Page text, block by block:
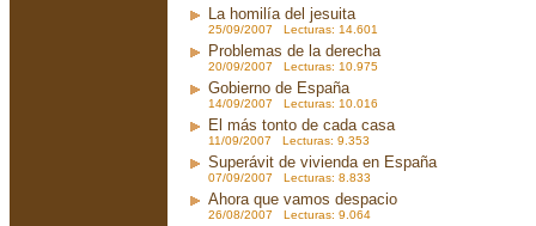
La homilía del jesuita
25/09/2007 Lecturas: 14.601
Problemas de la derecha
20/09/2007 Lecturas: 10.975
Gobierno de España
14/09/2007 Lecturas: 10.016
El más tonto de cada casa
11/09/2007 Lecturas: 9.353
Superávit de vivienda en España
07/09/2007 Lecturas: 8.833
Ahora que vamos despacio
26/08/2007 Lecturas: 9.064